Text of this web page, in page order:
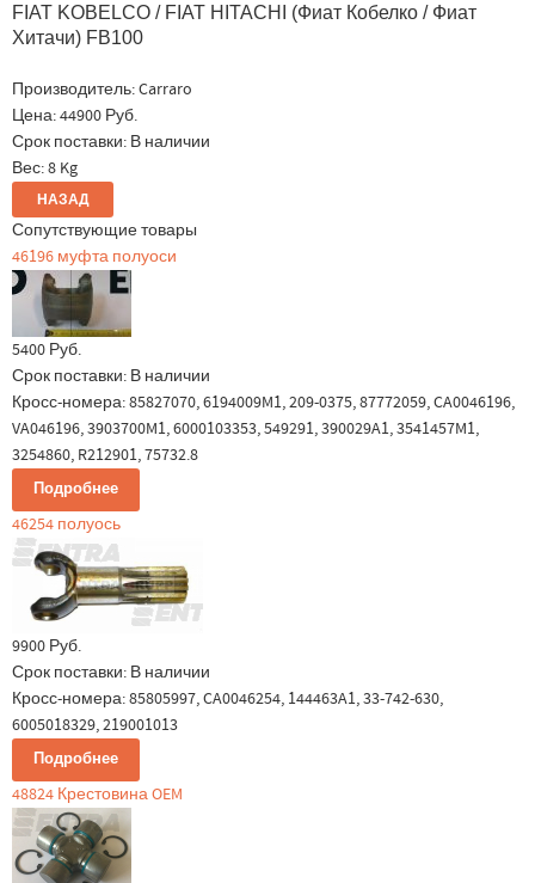
FIAT KOBELCO / FIAT HITACHI (Фиат Кобелко / Фиат
Хитачи) FB100
Производитель:Carraro
Цена:44900 Руб.
Срок поставки: В наличии
Вес:8 Kg
Сопутствующие товары
46196 муфта полуоси
5400 Руб.
Срок поставки: В наличии
Кросс-номера: 85827070, 6194009M1, 209-0375, 87772059, CA0046196,
VA046196, 3903700M1, 6000103353, 549291, 390029A1, 3541457M1,
3254860, R212901, 75732.8
Подробнее
46254 полуось
9900 Руб.
Срок поставки: В наличии
Кросс-номера: 85805997, CA0046254, 144463A1, 33-742-630,
6005018329, 219001013
Подробнее
48824 Крестовина OEM